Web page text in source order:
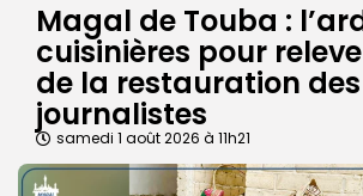
Magal de Touba :
cuisinières pour
de la restauration des
journalistes
samedi 1 août 2026 à 11h21